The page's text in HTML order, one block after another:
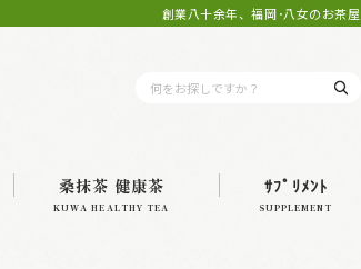
創業八十余年、福岡･八女のお茶屋
桑抹茶 健康茶
KUWA HEALTHY TEA
ｻﾌﾟﾘﾒﾝﾄ
SUPPLEMENT